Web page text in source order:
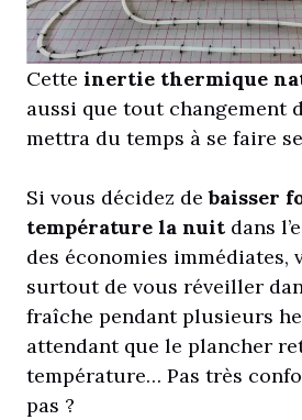
Cette inertie thermique
aussi que tout changement
mettra du temps à se faire
Si vous décidez debaisser
température la nuit dans
des économies immédiates,
surtout de vous réveiller
fraîche pendant plusieurs
attendant que le plancher
température… Pas très
pas ?